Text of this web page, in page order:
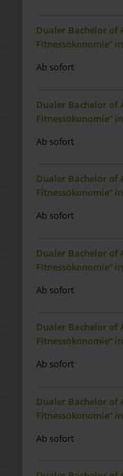
Dualer Bachelor of
Fitnessökonomie“
Ab sofort
Dualer Bachelor of
Fitnessökonomie“
Ab sofort
Dualer Bachelor of
Fitnessökonomie“
Ab sofort
Dualer Bachelor of
Fitnessökonomie“
Ab sofort
Dualer Bachelor of
Fitnessökonomie“
Ab sofort
Dualer Bachelor of
Fitnessökonomie“
Ab sofort